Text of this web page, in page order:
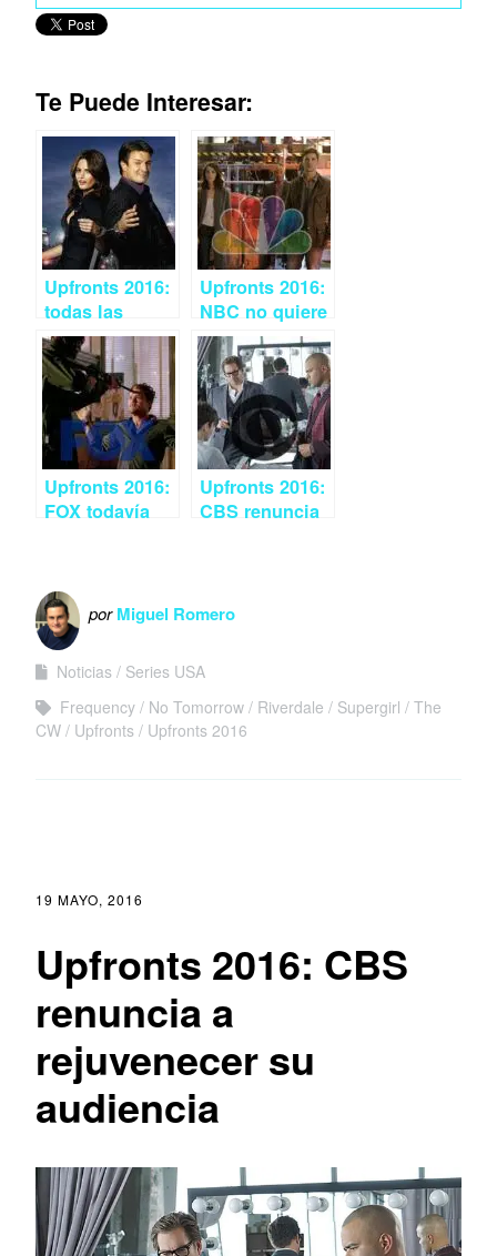
Te Puede Interesar:
Upfronts 2016:
todas las
cancelaciones
de las
networks
Upfronts 2016:
NBC no quiere
correr riesgos
Upfronts 2016:
FOX todavía
Upfronts 2016:
CBS renuncia
porMiguel Romero
Noticias
Series USA
Frequency
No Tomorrow Riverdale Supergirl
The
CW
Upfronts Upfronts 2016
19 MAYO, 2016
Upfronts 2016: CBS
renuncia a
rejuvenecer su
audiencia